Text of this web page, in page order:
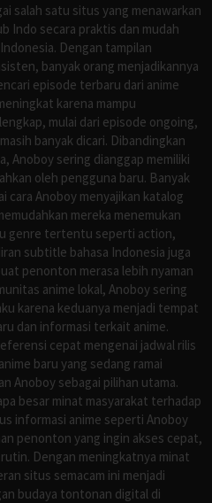
salah satu situs yang menawarkan
Indo secara praktis dan mudah
Dengan tampilan
banyak orang menjadikannya
episode terbaru dari anime
karena mampu
mulai dari episode ongoing,
banyak dicari. Dibandingkan
Anoboy sering dianggap memiliki
oleh pengguna baru. Banyak
cara Anoboy menyajikan katalog
mereka menemukan
genre tertentu seperti action,
subtitle bahasa Indonesia juga
penonton merasa lebih nyaman
anime lokal, Anoboy sering
karena keduanya menjadi tempat
dan informasi terkait anime.
cepat mengenai jadwal rilis
baru yang sedang ramai
Anoboy sebagai pilihan utama.
besar minat masyarakat terhadap
informasi anime seperti Anoboy
penonton yang ingin akses cepat,
Dengan meningkatnya minat
situs semacam ini menjadi
budaya tontonan digital di